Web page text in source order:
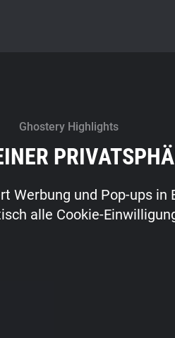
Ghostery Highlights
Werbung und Pop-ups in
alle Cookie-